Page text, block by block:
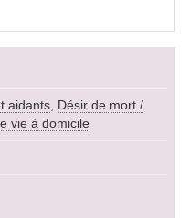
aidants, Désir de mort /
vie à domicile